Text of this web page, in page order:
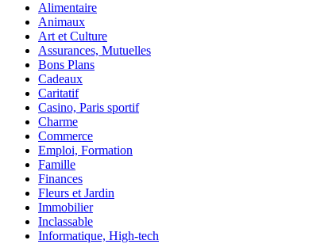
Alimentaire
Animaux
Art et Culture
Assurances, Mutuelles
Bons Plans
Cadeaux
Caritatif
Casino, Paris sportif
Charme
Commerce
Emploi, Formation
Famille
Finances
Fleurs et Jardin
Immobilier
Inclassable
Informatique, High-tech